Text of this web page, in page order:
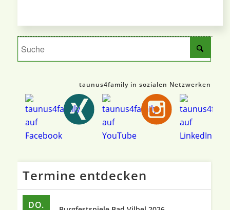
taunus4family in sozialen Netzwerken
Termine entdecken
DO.